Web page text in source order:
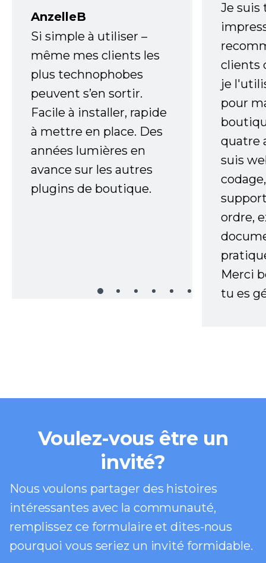
AnzelleB
Si simple à utiliser –
même mes clients les
plus technophobes
peuvent s’en sortir.
Facile à installer, rapide
à mettre en place. Des
années lumières en
avance sur les autres
plugins de boutique.
Je
clients
je
pour
quatre
suis
ordre,
Merci
tu es
Voulez-vous être un
invité?
Nous voulons partager des histoires
intéressantes avec la communauté,
remplissez ce formulaire et dites-nous
pourquoi vous seriez un invité formidable.